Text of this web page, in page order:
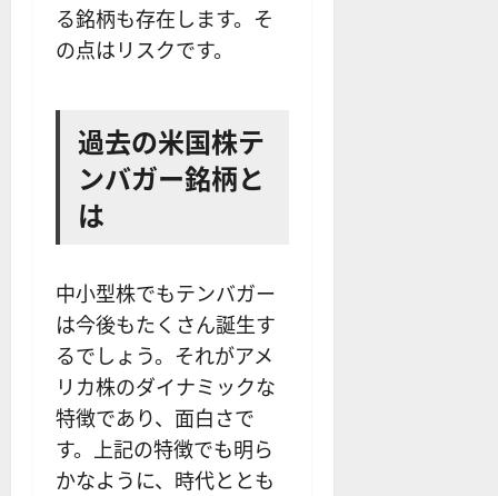
る銘柄も存在します。そ
の点はリスクです。
過去の米国株テ
ンバガー銘柄と
は
中小型株でもテンバガー
は今後もたくさん誕生す
るでしょう。それがアメ
リカ株のダイナミックな
特徴であり、面白さで
す。上記の特徴でも明ら
かなように、時代ととも